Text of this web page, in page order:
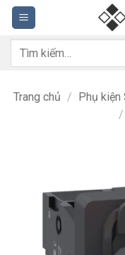
Bỏ
qua
nội
dung
Tìm
Trang chủ / Phụ kiện
/